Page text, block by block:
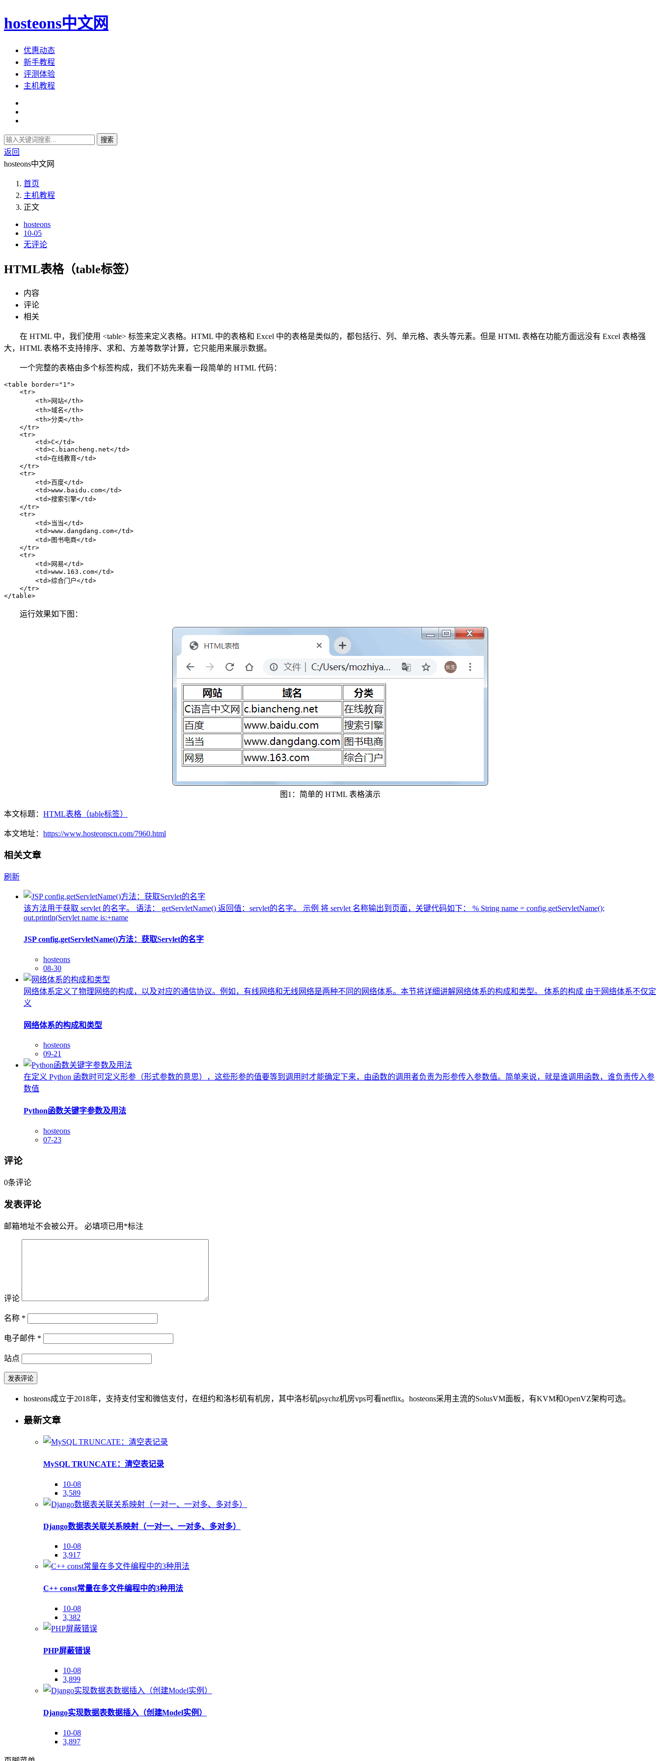
hosteons中文网
优惠动态
新手教程
评测体验
主机教程
搜索
返回
hosteons中文网
首页
主机教程
正文
hosteons
10-05
无评论
HTML表格（table标签）
内容
评论
相关
在 HTML 中，我们使用 <table> 标签来定义表格。HTML 中的表格和 Excel 中的表格是类似的，都包括行、列、单元格、表头等元素。但是 HTML 表格在功能方面远没有 Excel 表格强
大，HTML 表格不支持排序、求和、方差等数学计算，它只能用来展示数据。
一个完整的表格由多个标签构成，我们不妨先来看一段简单的 HTML 代码：
<table border="1">
    <tr>
        <th>网站</th>
        <th>域名</th>
        <th>分类</th>
    </tr>
    <tr>
        <td>C</td>
        <td>c.biancheng.net</td>
        <td>在线教育</td>
    </tr>
    <tr>
        <td>百度</td>
        <td>www.baidu.com</td>
        <td>搜索引擎</td>
    </tr>
    <tr>
        <td>当当</td>
        <td>www.dangdang.com</td>
        <td>图书电商</td>
    </tr>
    <tr>
        <td>网易</td>
        <td>www.163.com</td>
        <td>综合门户</td>
    </tr>
</table>
运行效果如下图：
图1：简单的 HTML 表格演示
本文标题： HTML表格（table标签）
本文地址： https://www.hosteonscn.com/7960.html
相关文章
刷新
该方法用于获取 servlet 的名字。 语法： getServletName() 返回值：servlet的名字。 示例 将 servlet 名称输出到页面，关键代码如下： % String name = config.getServletName();
out.println(Servlet name is:+name
JSP config.getServletName()方法：获取Servlet的名字
hosteons
08-30
网络体系定义了物理网络的构成，以及对应的通信协议。例如，有线网络和无线网络是两种不同的网络体系。本节将详细讲解网络体系的构成和类型。 体系的构成 由于网络体系不仅定
义
网络体系的构成和类型
hosteons
09-21
在定义 Python 函数时可定义形参（形式参数的意思），这些形参的值要等到调用时才能确定下来，由函数的调用者负责为形参传入参数值。简单来说，就是谁调用函数，谁负责传入参
数值
Python函数关键字参数及用法
hosteons
07-23
评论
0条评论
发表评论
邮箱地址不会被公开。 必填项已用 *标注
评论
名称 *
电子邮件 *
站点
hosteons成立于2018年，支持支付宝和微信支付，在纽约和洛杉矶有机房，其中洛杉矶psychz机房vps可看netflix。hosteons采用主流的SolusVM面板，有KVM和OpenVZ架构可选。
最新文章
MySQL TRUNCATE：清空表记录
10-08
3,589
Django数据表关联关系映射（一对一、一对多、多对多）
10-08
3,917
C++ const常量在多文件编程中的3种用法
10-08
3,382
PHP屏蔽错误
10-08
3,899
Django实现数据表数据插入（创建Model实例）
10-08
3,897